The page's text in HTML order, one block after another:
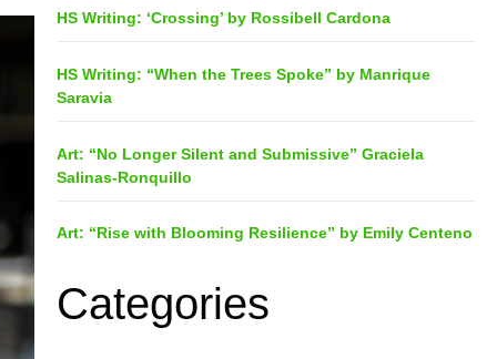
HS Writing: ‘Crossing’ by Rossibell Cardona
HS Writing: “When the Trees Spoke” by Manrique
Saravia
Art: “No Longer Silent and Submissive” Graciela
Salinas-Ronquillo
Art: “Rise with Blooming Resilience” by Emily Centeno
Categories